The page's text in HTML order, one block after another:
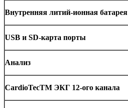
Внутренняя литий-ионная батарея
USB и SD-карта порты
Анализ
CardioTecTM ЭКГ 12-ого канала